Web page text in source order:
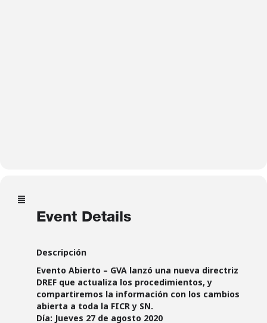
Event Details
Descripción
Evento Abierto – GVA lanzó una nueva directriz
DREF que actualiza los procedimientos, y
compartiremos la información con los cambios
abierta a toda la FICR y SN.
Día: Jueves 27 de agosto 2020